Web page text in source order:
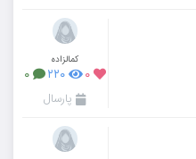
کمالزاده
۰ ۲۲۰ ۰
پارسال